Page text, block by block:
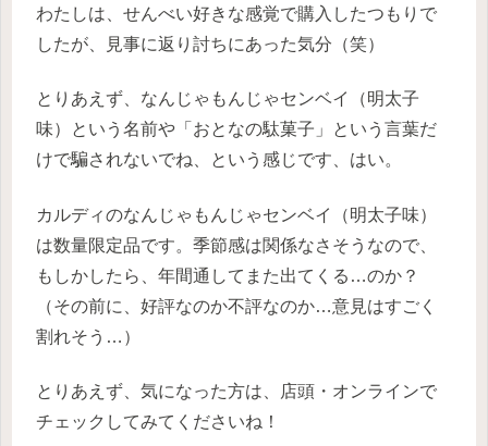
わたしは、せんべい好きな感覚で購入したつもりで
したが、見事に返り討ちにあった気分（笑）
とりあえず、なんじゃもんじゃセンベイ（明太子
味）という名前や「おとなの駄菓子」という言葉だ
けで騙されないでね、という感じです、はい。
カルディのなんじゃもんじゃセンベイ（明太子味）
は数量限定品です。季節感は関係なさそうなので、
もしかしたら、年間通してまた出てくる…のか？
（その前に、好評なのか不評なのか…意見はすごく
割れそう…）
とりあえず、気になった方は、店頭・オンラインで
チェックしてみてくださいね！